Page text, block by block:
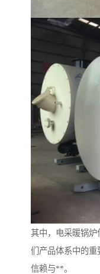
其中，电采暖锅炉
们产品体系中的重
信赖与**。